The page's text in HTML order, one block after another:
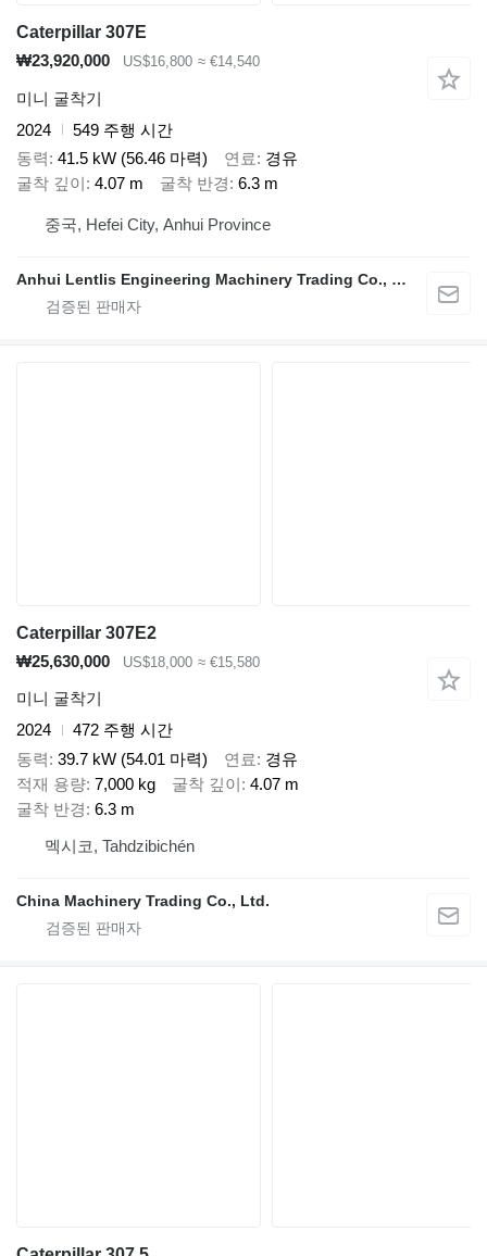
Caterpillar 307E
₩23,920,000
US$16,800 ≈ €14,540
미니 굴착기
2024
549 주행 시간
동력 41.5 kW (56.46 마력) 연료
경유
굴착 깊이 4.07 m 굴착 반경 6.3 m
중국, Hefei City, Anhui Province
Anhui Lentlis Engineering Machinery Trading Co., Ltd.
Caterpillar 307E2
₩25,630,000
US$18,000 ≈ €15,580
미니 굴착기
2024
472 주행 시간
동력 39.7 kW (54.01 마력) 연료
경유
적재 용량 7,000 kg 굴착 깊이 4.07 m
굴착 반경 6.3 m
멕시코, Tahdzibichén
China Machinery Trading Co., Ltd.